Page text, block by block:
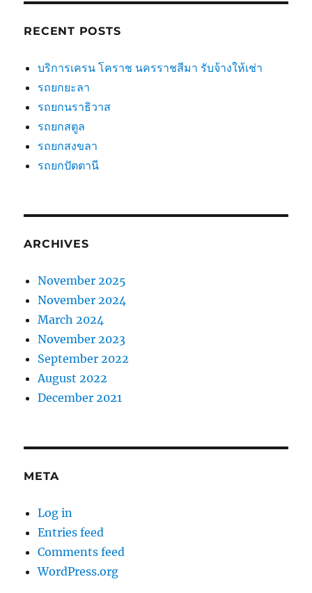
RECENT POSTS
บริการเครน โคราช นครราชสีมา รับจ้างให้เช่า
รถยกยะลา
รถยกนราธิวาส
รถยกสตูล
รถยกสงขลา
รถยกปัตตานี
ARCHIVES
November 2025
November 2024
March 2024
November 2023
September 2022
August 2022
December 2021
META
Log in
Entries feed
Comments feed
WordPress.org